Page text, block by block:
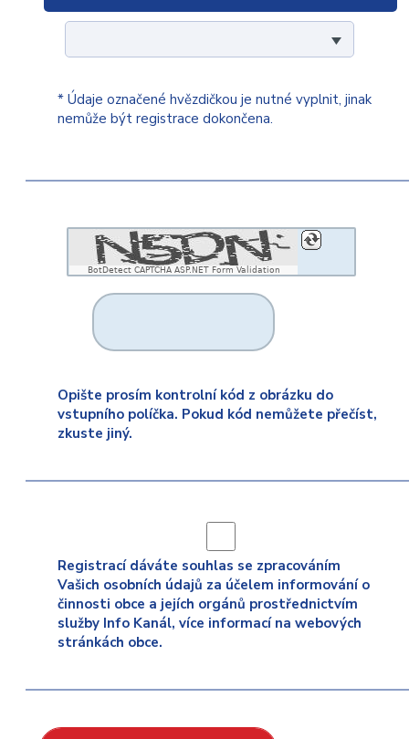
* Údaje označené hvězdičkou je nutné vyplnit, jinak
nemůže být registrace dokončena.
BotDetect CAPTCHA ASP.NET Form Validation
Opište prosím kontrolní kód z obrázku do
vstupního políčka. Pokud kód nemůžete přečíst,
zkuste jiný.
Registrací dáváte souhlas se zpracováním
Vašich osobních údajů za účelem informování o
činnosti obce a jejích orgánů prostřednictvím
služby Info Kanál, více informací na webových
stránkách obce.